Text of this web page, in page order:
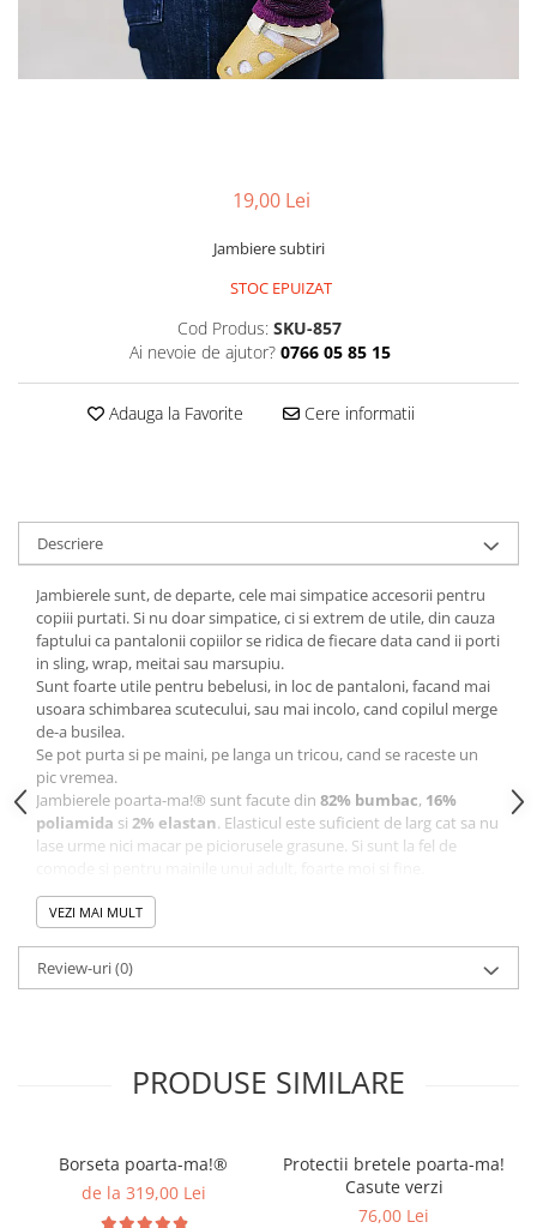
19,00 Lei
Jambiere subtiri
STOC EPUIZAT
Cod Produs: SKU-857
Ai nevoie de ajutor? 0766 05 85 15
Adauga la Favorite Cere informatii
Descriere
Jambierele sunt, de departe, cele mai simpatice accesorii pentru
copiii purtati. Si nu doar simpatice, ci si extrem de utile, din cauza
faptului ca pantalonii copiilor se ridica de fiecare data cand ii porti
in sling, wrap, meitai sau marsupiu.
Sunt foarte utile pentru bebelusi, in loc de pantaloni, facand mai
usoara schimbarea scutecului, sau mai incolo, cand copilul merge
de-a busilea.
Se pot purta si pe maini, pe langa un tricou, cand se raceste un
pic vremea.
Jambierele poarta-ma!® sunt facute din 82% bumbac, 16%
poliamida si 2% elastan. Elasticul este suficient de larg cat sa nu
lase urme nici macar pe piciorusele grasune. Si sunt la fel de
Instructiuni de spalare
mana la 30 de grade, sau la ciclul delicat al masinii de spalat la 30
Setul contine o pereche (2 bucati) de jambiere de aceeasi culoare.
imagine in functie de proprietatile si setarile fiecarui monitor !
VEZI MAI MULT
Review-uri(0)
PRODUSE SIMILARE
Borseta poarta-ma!®
de la 319,00 Lei
Protectii bretele poarta-ma!
Casute verzi
76,00 Lei